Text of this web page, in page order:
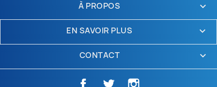
À PROPOS 
EN SAVOIR PLUS 
CONTACT keyboard_arrow_down
FacebookTwitter